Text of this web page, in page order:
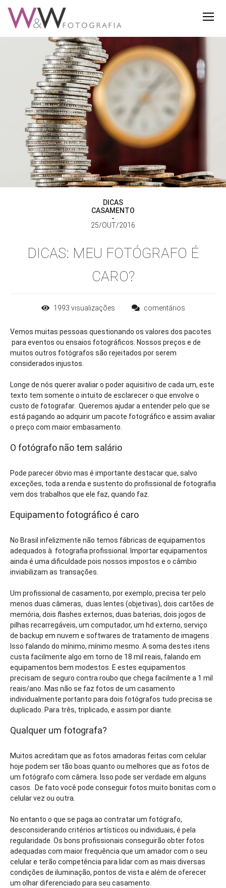
DICAS
CASAMENTO
25/OUT/2016
DICAS: MEU FOTÓGRAFO É
CARO?
1993 visualizações comentários
Vemos muitas pessoas questionando os valores dos pacotes
para eventos ou ensaios fotográficos. Nossos preços e de
muitos outros fotógrafos são rejeitados por serem
considerados injustos.
Longe de nós querer avaliar o poder aquisitivo de cada um, este
texto tem somente o intuito de esclarecer o que envolve o
custo de fotografar. Queremos ajudar a entender pelo que se
está pagando ao adquirir um pacote fotográfico e assim avaliar
o preço com maior embasamento.
O fotógrafo não tem salário
Pode parecer óbvio mas é importante destacar que, salvo
exceções, toda a renda e sustento do profissional de fotografia
vem dos trabalhos que ele faz, quando faz.
Equipamento fotográfico é caro
No Brasil infelizmente não temos fábricas de equipamentos
adequados à fotografia profissional. Importar equipamentos
ainda é uma dificuldade pois nossos impostos e o câmbio
inviabilizam as transações.
Um profissional de casamento, por exemplo, precisa ter pelo
menos duas câmeras, duas lentes (objetivas), dois cartões de
memória, dois flashes externos, duas baterias, dois jogos de
pilhas recarregáveis, um computador, um hd externo, serviço
de backup em nuvem e softwares de tratamento de imagens .
Isso falando do mínimo, mínimo mesmo. A soma destes itens
custa facilmente algo em torno de 18 mil reais, falando em
equipamentos bem modestos. E estes equipamentos
precisam de seguro contra roubo que chega facilmente a 1 mil
reais/ano. Mas não se faz fotos de um casamento
individualmente portanto para dois fotógrafos tudo precisa se
duplicado. Para três, triplicado, e assim por diante.
Qualquer um fotografa?
Muitos acreditam que as fotos amadoras feitas com celular
hoje podem ser tão boas quanto ou melhores que as fotos de
um fotógrafo com câmera. Isso pode ser verdade em alguns
casos. De fato você pode conseguir fotos muito bonitas com o
celular vez ou outra.
No entanto o que se paga ao contratar um fotógrafo,
desconsiderando critérios artísticos ou individuais, é pela
regularidade. Os bons profissionais conseguirão obter fotos
adequadas com maior frequência que um amador com o seu
celular e terão competência para lidar com as mais diversas
condições de iluminação, pontos de vista e além de oferecer
um olhar diferenciado para seu casamento.